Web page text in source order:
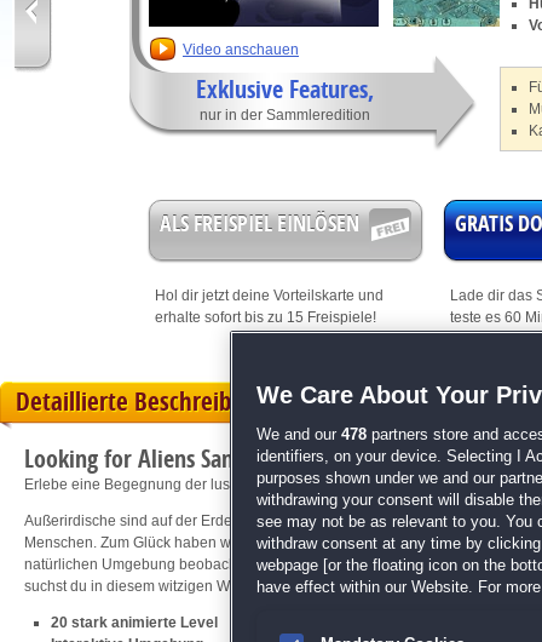
Video anschauen
Exklusive Features,
nur in der Sammleredition
ALS FREISPIEL EINLÖSEN
Hol dir jetzt deine Vorteilskarte und
erhalte sofort bis zu 15 Freispiele!
GRATIS
Lade dir das
teste es 60
Detaillierte Beschreibung
Looking for Aliens Sammleredition
Erlebe eine Begegnung der lustigen Art!
Außerirdische sind auf der Erde angekommen und verstecken sich so gut sie
Menschen. Zum Glück haben wir es nicht mit einer Invasion zu tun, sondern
natürlichen Umgebung beobachten! Mit der endlich greifbaren Antwort auf
suchst du in diesem witzigen Wimmelbild-Abenteuer unermüdlich, bis du
20 stark animierte Level
We Care About Your
We and our 478 partners store and
identifiers, on your device. Selecting I
purposes shown under we and our
withdrawing your consent will disable
see may not be as relevant to you. You
withdraw consent at any time by
webpage [or the floating icon on the
have effect within our Website. For